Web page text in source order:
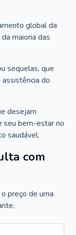
global da
maioria das
sequelas, que
do
desejam
seu bem-estar no
saudável.
com
preço de uma